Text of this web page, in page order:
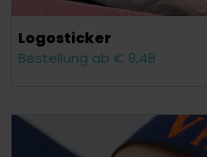
Logosticker
Bestellung ab € 9,48